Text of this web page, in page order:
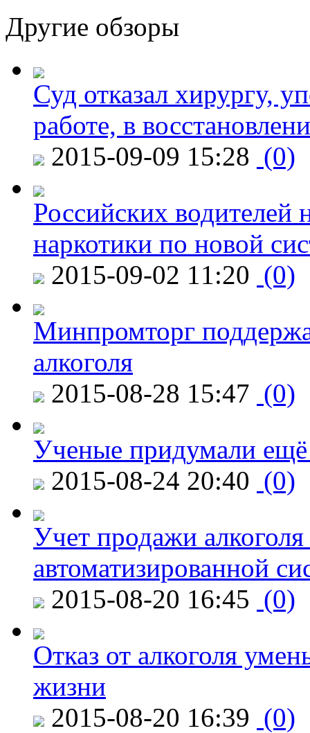
Другие обзоры
Суд отказал хирургу,
работе, в
2015-09-09 15:28 (0)
Российских водителей
наркотики по новой
2015-09-02 11:20 (0)
Минпромторг
алкоголя
2015-08-28 15:47 (0)
Ученые придумали ещё
2015-08-24 20:40 (0)
Учет продажи
автоматизированной
2015-08-20 16:45 (0)
Отказ от алкоголя
жизни
2015-08-20 16:39 (0)